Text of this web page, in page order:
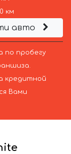
км
авто
по пробегу
кредитной
Вами